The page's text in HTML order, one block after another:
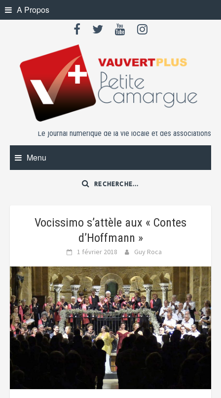
Skip
to
A Propos
Le journal numérique de la vie locale et des associations
Menu
Vocissimo s’attèle aux « Contes
d’Hoffmann »
1 février 2018 Guy Roca